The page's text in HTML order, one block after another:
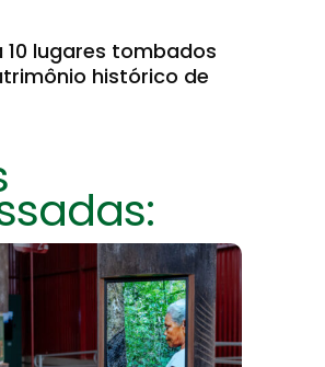
10 lugares tombados
histórico de